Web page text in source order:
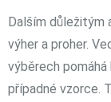
Dalším důležitým
výher a proher.
výběrech
případné vzorce.